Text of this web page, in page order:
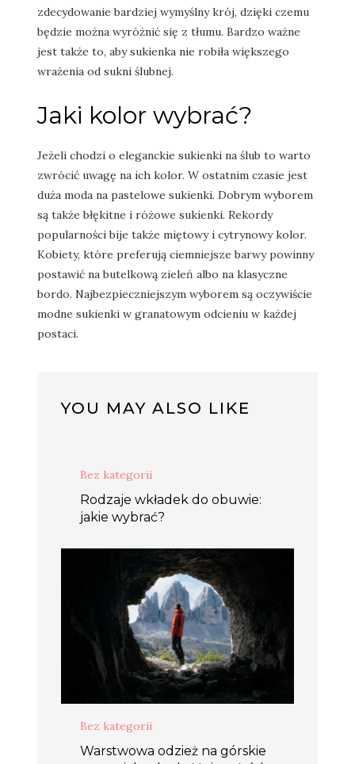
zdecydowanie bardziej wymyślny krój, dzięki czemu
będzie można wyróżnić się z tłumu. Bardzo ważne
jest także to, aby sukienka nie robiła większego
wrażenia od sukni ślubnej.
Jaki kolor wybrać?
Jeżeli chodzi o eleganckie sukienki na ślub to warto
zwrócić uwagę na ich kolor. W ostatnim czasie jest
duża moda na pastelowe sukienki. Dobrym wyborem
są także błękitne i różowe sukienki. Rekordy
popularności bije także miętowy i cytrynowy kolor.
Kobiety, które preferują ciemniejsze barwy powinny
postawić na butelkową zieleń albo na klasyczne
bordo. Najbezpieczniejszym wyborem są oczywiście
modne sukienki w granatowym odcieniu w każdej
postaci.
YOU MAY ALSO LIKE
Bez kategorii
Rodzaje wkładek do obuwie:
jakie wybrać?
Bez kategorii
Warstwowa odzież na górskie